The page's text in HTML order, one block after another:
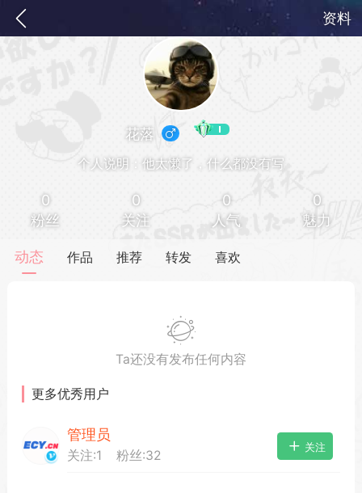
资料
短位靓号彰显与众不同
萌新报道
花落
个人说明：他太懒了，什么都没有写
0
粉丝
0
关注
0
人气
0
魅力
动态 作品 推荐 转发 喜欢
Ta还没有发布任何内容
更多优秀用户
管理员
关注:1 粉丝:32
关注